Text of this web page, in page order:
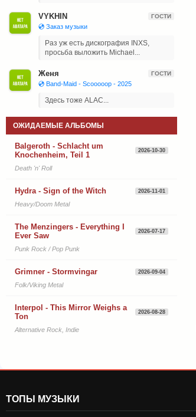
VYKHIN ГОСТИ
💿 Заказ музыки
Раз уж есть дискография INXS,
просьба выложить Michael...
Женя ГОСТИ
💿 Band-Maid - Scooooop - 2025
Здесь тоже ALAC...
ОЖИДАЕМЫЕ АЛЬБОМЫ
Balgeroth - Schlacht um
Knochenheim, Teil 1
2026-10-30
Death 'n' Roll
Hydra - Sign of the Witch 2026-11-01
Heavy/Doom Metal
The Menzingers - Everything I
Ever Saw
2026-07-17
Punk Rock / Pop Punk
Grimner - Stormvingar 2026-09-04
Folk/Viking Metal
Interpol - This Mirror Weighs a
Ton
2026-08-28
Alternative Rock, Indie
ТОПЫ МУЗЫКИ